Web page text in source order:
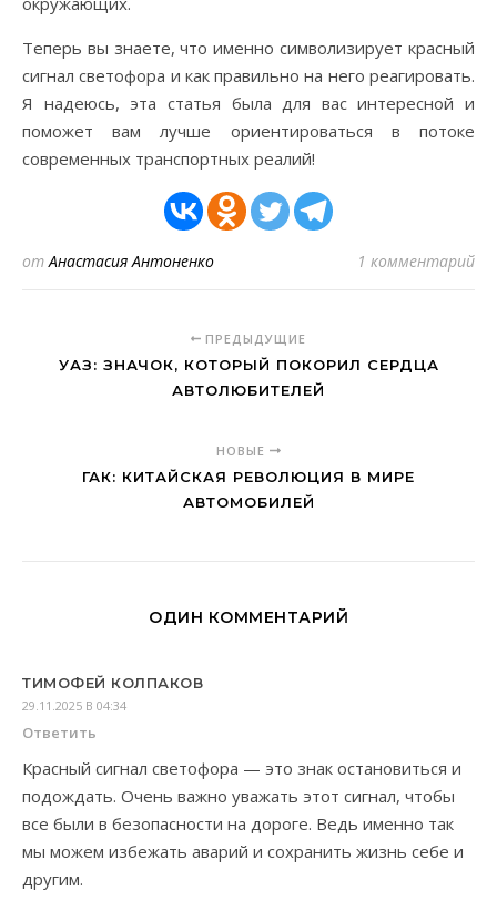
Теперь вы знаете, что именно символизирует красный
сигнал светофора и как правильно на него реагировать.
Я надеюсь, эта статья была для вас интересной и
поможет вам лучше ориентироваться в потоке
современных транспортных реалий!
отАнастасия Антоненко 1 комментарий
ПРЕДЫДУЩИЕ
УАЗ: ЗНАЧОК, КОТОРЫЙ ПОКОРИЛ СЕРДЦА
АВТОЛЮБИТЕЛЕЙ
НОВЫЕ
ГАК: КИТАЙСКАЯ РЕВОЛЮЦИЯ В МИРЕ
АВТОМОБИЛЕЙ
ОДИН КОММЕНТАРИЙ
ТИМОФЕЙ КОЛПАКОВ
29.11.2025 В 04:34
Ответить
Красный сигнал светофора — это знак остановиться и
подождать. Очень важно уважать этот сигнал, чтобы
все были в безопасности на дороге. Ведь именно так
мы можем избежать аварий и сохранить жизнь себе и
другим.